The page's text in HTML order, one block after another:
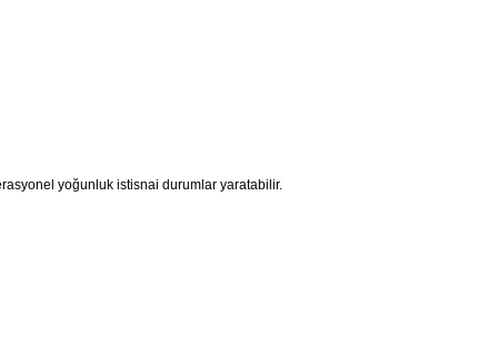
yoğunluk istisnai durumlar yaratabilir.